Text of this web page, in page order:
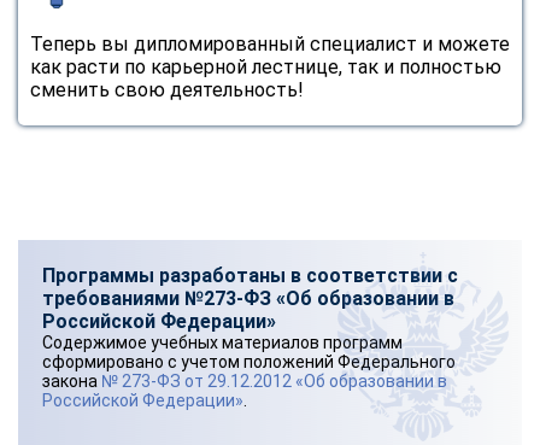
Теперь вы дипломированный специалист и можете
как расти по карьерной лестнице, так и полностью
сменить свою деятельность!
Программы разработаны в соответствии с
требованиями №273-ФЗ «Об образовании в
Российской Федерации»
Содержимое учебных материалов программ
сформировано с учетом положений Федерального
закона № 273-ФЗ от 29.12.2012 «Об образовании в
Российской Федерации»